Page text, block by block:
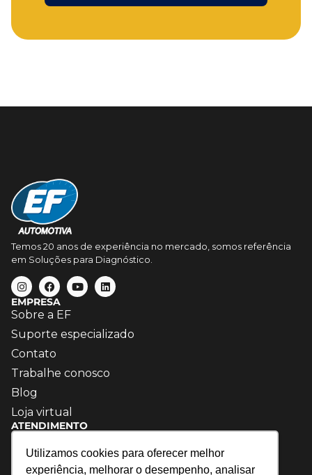
Utilizamos cookies para oferecer melhor
experiência, melhorar o desempenho, analisar
Temos 20 anos de experiência no mercado, somos referência
em Soluções para Diagnóstico.
EMPRESA
Sobre a EF
Suporte especializado
Contato
Trabalhe conosco
Blog
Loja virtual
ATENDIMENTO
contato@efautomotiva.com.br